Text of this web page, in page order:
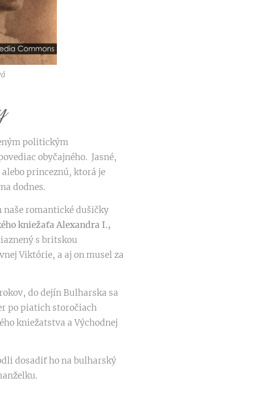
politickým
obyčajného. Jasné,
princeznú, ktorá je
dodnes.
romantické dušičky
kniežaťa Alexandra I.,
s britskou
Viktórie, a aj on musel za
do dejín Bulharska sa
po piatich storočiach
kniežatstva a Východnej
dosadiť ho na bulharský